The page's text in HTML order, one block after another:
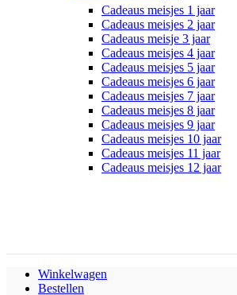
Cadeaus meisjes 1 jaar
Cadeaus meisjes 2 jaar
Cadeaus meisje 3 jaar
Cadeaus meisjes 4 jaar
Cadeaus meisjes 5 jaar
Cadeaus meisjes 6 jaar
Cadeaus meisjes 7 jaar
Cadeaus meisjes 8 jaar
Cadeaus meisjes 9 jaar
Cadeaus meisjes 10 jaar
Cadeaus meisjes 11 jaar
Cadeaus meisjes 12 jaar
Winkelwagen
Bestellen